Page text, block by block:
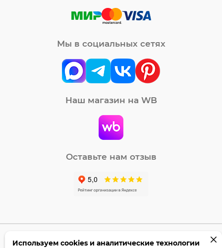
Мы в социальных сетях
Наш магазин на WB
Оставьте нам отзыв
©2005-2026 Бумага-С. Все права защищены.
Используем cookies и аналитические технологии